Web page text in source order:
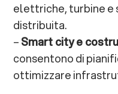
elettriche, turbine e
distribuita.
–Smart city e
consentono di
ottimizzare